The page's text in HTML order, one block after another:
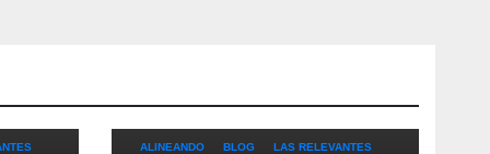
ALINEANDO BLOG LAS RELEVANTES